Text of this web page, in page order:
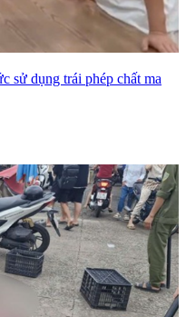
sử dụng trái phép chất ma